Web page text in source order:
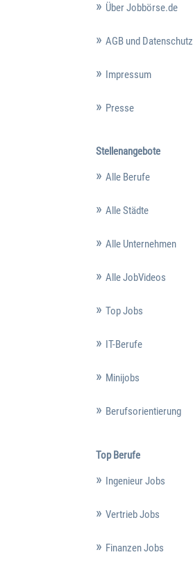
Über Jobbörse.de
AGB und Datenschutz
Impressum
Presse
Stellenangebote
Alle Berufe
Alle Städte
Alle Unternehmen
Alle JobVideos
Top Jobs
IT-Berufe
Minijobs
Berufsorientierung
Top Berufe
Ingenieur Jobs
Vertrieb Jobs
Finanzen Jobs